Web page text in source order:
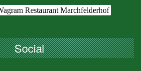
Restaurant Marchfelderhof
Social